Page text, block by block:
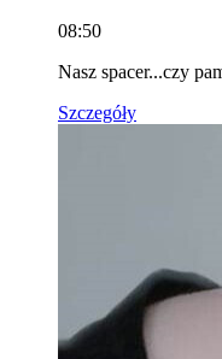
08:50
Nasz spacer...czy
Szczegóły